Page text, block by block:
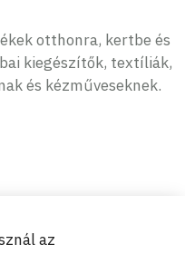
otthonra, kertbe és
kiegészítők, textíliák,
és kézműveseknek.
az